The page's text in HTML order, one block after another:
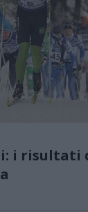
i risultati